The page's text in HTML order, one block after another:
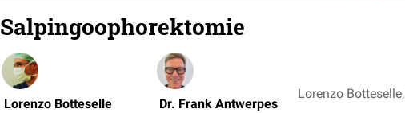
Salpingoophorektomie
Lorenzo Botteselle Dr. Frank Antwerpes